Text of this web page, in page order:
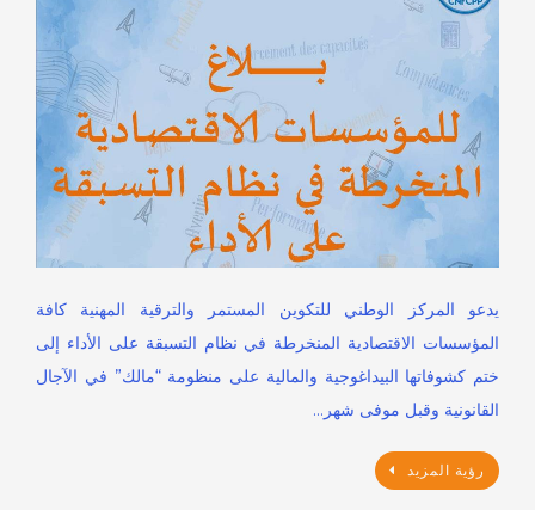
يدعو المركز الوطني للتكوين المستمر والترقية المهنية كافة
المؤسسات الاقتصادية المنخرطة في نظام التسبقة على الأداء إلى
ختم كشوفاتها البيداغوجية والمالية على منظومة “مالك” في الآجال
القانونية وقبل موفى شهر…
رؤية المزيد